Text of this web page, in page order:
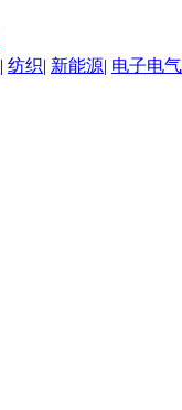
| 纺织| 新能源| 电子电气